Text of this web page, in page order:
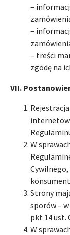
–
–
– treści
zgodę na
VII.
W
Cywilnego,
Strony
sporów –
pkt 14 ust.
W